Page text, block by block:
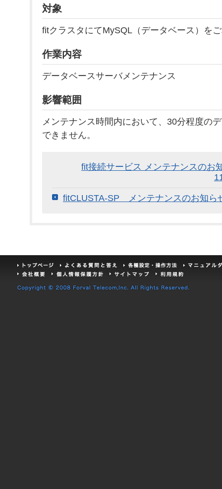
対象
fitクラスタにてMySQL（データベース）を
作業内容
データベースサーバメンテナンス
影響範囲
メンテナンス時間内において、30分程度の
できません。
fit接続サービス メンテナンスのお
fitCLUSTA-SP メンテナンスのお知ら